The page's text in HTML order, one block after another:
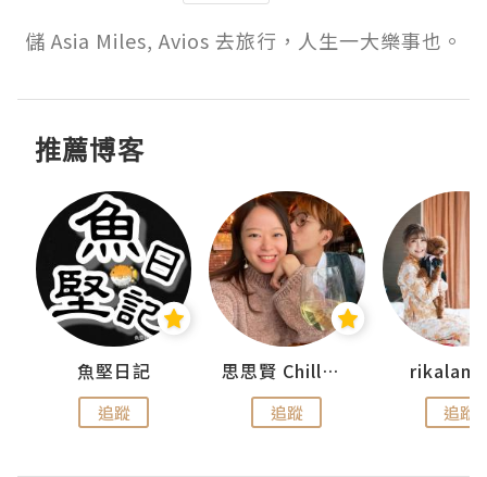
儲 Asia Miles, Avios 去旅行，人生一大樂事也。
推薦博客
魚堅日記
追蹤
思思賢 ChillMyBabe
追蹤 追蹤